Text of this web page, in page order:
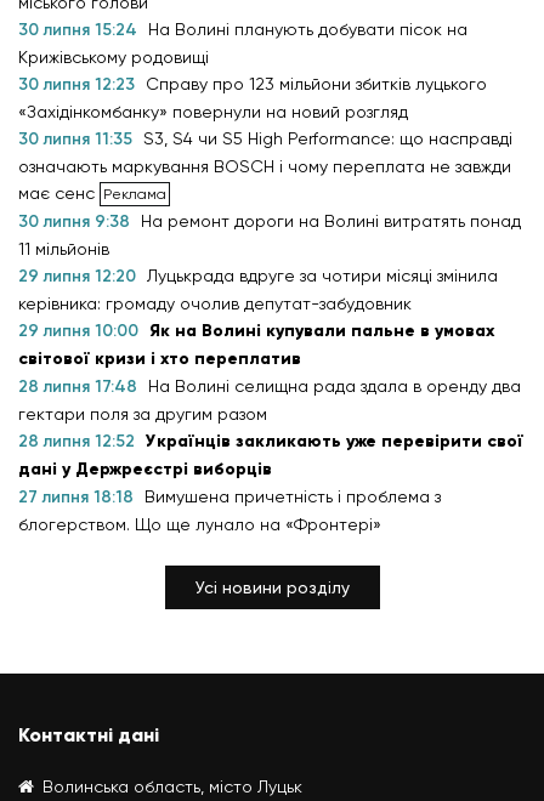
30 липня 15:24
На Волині планують добувати пісок на
Крижівському родовищі
30 липня 12:23
Справу про 123 мільйони збитків луцького
«Західінкомбанку» повернули на новий розгляд
30 липня 11:35 S3, S4 чи S5 High Performance: що насправді
означають маркування BOSCH і чому переплата не завжди
має сенс
30 липня 9:38
На ремонт дороги на Волині витратять понад
11 мільйонів
29 липня 12:20
Луцькрада вдруге за чотири місяці змінила
керівника: громаду очолив депутат-забудовник
29 липня 10:00 Як на Волині купували пальне в умовах
світової кризи і хто переплатив
28 липня 17:48
На Волині селищна рада здала в оренду два
гектари поля за другим разом
28 липня 12:52 Українців закликають уже перевірити свої
дані у Держреєстрі виборців
27 липня 18:18
Вимушена причетність і проблема з
блогерством. Що ще лунало на «Фронтері»
Усі новини розділу
Контактні дані
Волинська область, місто Луцьк